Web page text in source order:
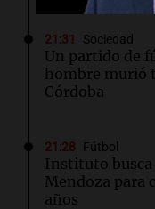
21:31 Sociedad
Un partido de
hombre murió
Córdoba
21:28 Fútbol
Instituto busca
Mendoza para
años